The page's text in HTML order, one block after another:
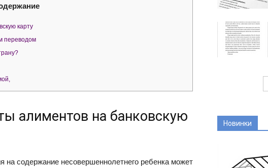
карту
переводом
алиментов на банковскую
на содержание несовершеннолетнего ребенка может
Новинки